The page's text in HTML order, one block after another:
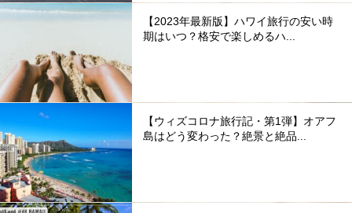
【2023年最新版】ハワイ旅行の安い時
期はいつ？格安で楽しめるハ...
【ウィズコロナ旅行記・第1弾】オアフ
島はどう変わった？絶景と絶品...